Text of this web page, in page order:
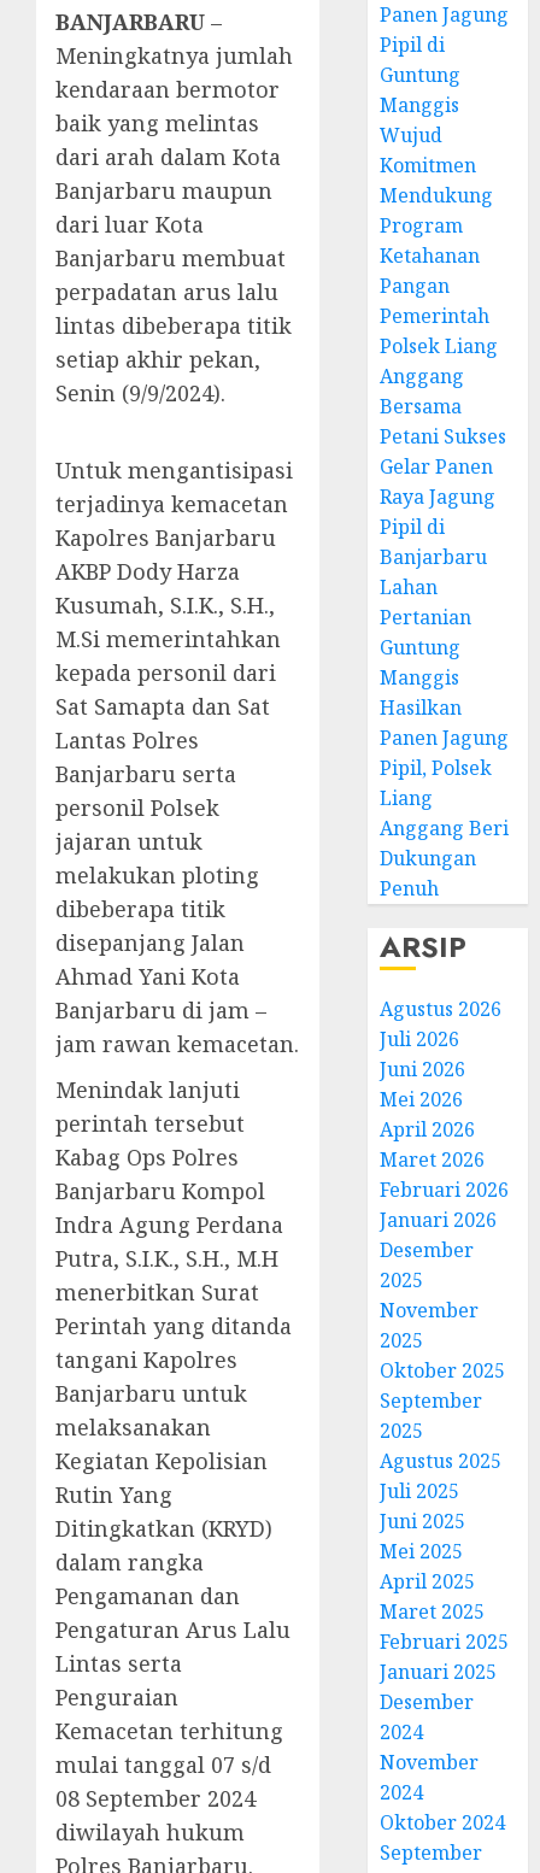
BANJARBARU –
Meningkatnya jumlah
kendaraan bermotor
baik yang melintas
dari arah dalam Kota
Banjarbaru maupun
dari luar Kota
Banjarbaru membuat
perpadatan arus lalu
lintas dibeberapa titik
setiap akhir pekan,
Senin (9/9/2024).
Untuk mengantisipasi
terjadinya kemacetan
Kapolres Banjarbaru
AKBP Dody Harza
Kusumah, S.I.K., S.H.,
M.Si memerintahkan
kepada personil dari
Sat Samapta dan Sat
Lantas Polres
Banjarbaru serta
personil Polsek
jajaran untuk
melakukan ploting
dibeberapa titik
disepanjang Jalan
Ahmad Yani Kota
Banjarbaru di jam –
jam rawan kemacetan.
Menindak lanjuti
perintah tersebut
Kabag Ops Polres
Banjarbaru Kompol
Indra Agung Perdana
Putra, S.I.K., S.H., M.H
menerbitkan Surat
Perintah yang ditanda
tangani Kapolres
Banjarbaru untuk
melaksanakan
Kegiatan Kepolisian
Rutin Yang
Ditingkatkan (KRYD)
dalam rangka
Pengamanan dan
Pengaturan Arus Lalu
Lintas serta
Penguraian
Kemacetan terhitung
mulai tanggal 07 s/d
08 September 2024
diwilayah hukum
Polres Banjarbaru.
Panen Jagung
Pipil di
Guntung
Manggis
Wujud
Komitmen
Mendukung
Program
Ketahanan
Pangan
Pemerintah
Polsek Liang
Anggang
Bersama
Petani Sukses
Gelar Panen
Raya Jagung
Pipil di
Banjarbaru
Lahan
Pertanian
Guntung
Manggis
Hasilkan
Panen Jagung
Pipil, Polsek
Liang
Anggang Beri
Dukungan
Penuh
ARSIP
Agustus 2026
Juli 2026
Juni 2026
Mei 2026
April 2026
Maret 2026
Februari 2026
Januari 2026
Desember
2025
November
2025
Oktober 2025
September
2025
Agustus 2025
Juli 2025
Juni 2025
Mei 2025
April 2025
Maret 2025
Februari 2025
Januari 2025
Desember
2024
November
2024
Oktober 2024
September